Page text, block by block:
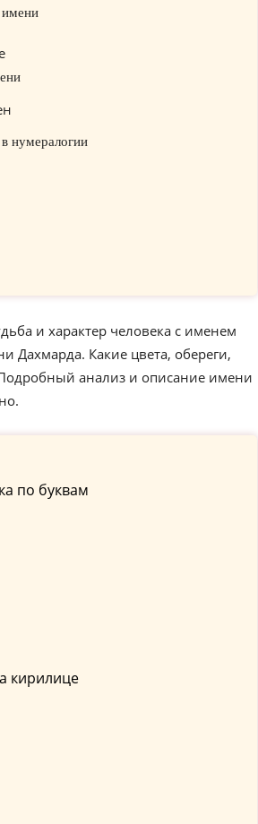
нумералогии
и характер человека с именем
Дахмарда. Какие цвета, обереги,
анализ и описание имени
по буквам
кирилице